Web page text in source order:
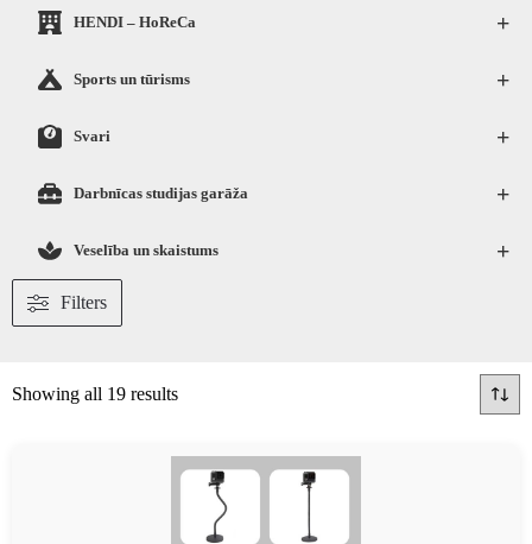
+
HENDI – HoReCa
+
Sports un tūrisms
+
Svari
+
Darbnīcas studijas garāža
+
Veselība un skaistums
Filters
Showing all 19 results